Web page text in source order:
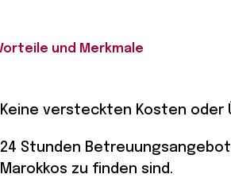
Keine versteckten Kosten oder
24 Stunden
Marokkos zu finden sind.